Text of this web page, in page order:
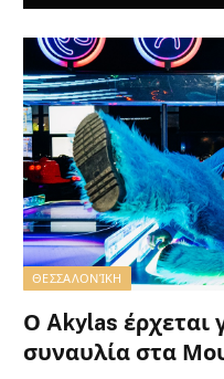
ΘΕΣΣΑΛΟΝΊΚΗ
Ο Akylas έρχεται
συναυλία στα